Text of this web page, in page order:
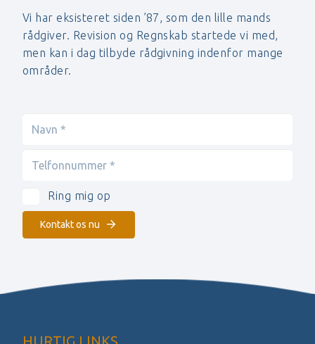
Vi har eksisteret siden ’87, som den lille mands
rådgiver. Revision og Regnskab startede vi med,
men kan i dag tilbyde rådgivning indenfor mange
områder.
Ring mig op
Kontakt os nu
HURTIG LINKS